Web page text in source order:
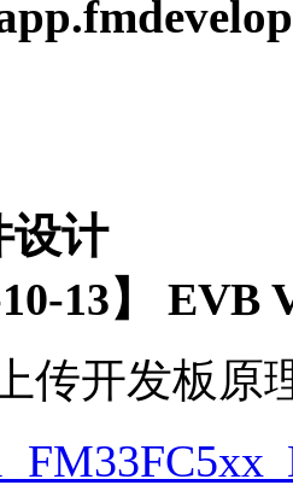
设计
10-13】
传开发板原